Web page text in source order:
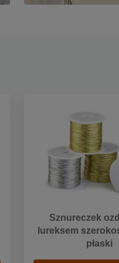
Sznureczek
lureksem
płaski